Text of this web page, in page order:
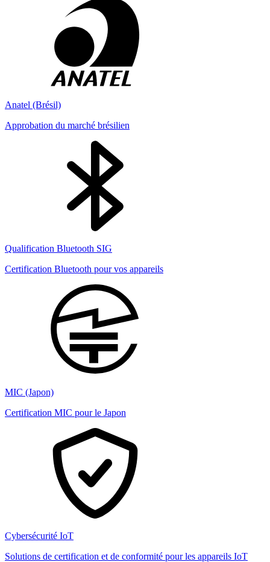
Anatel (Brésil)
Approbation du marché brésilien
Qualification Bluetooth SIG
Certification Bluetooth pour vos appareils
MIC (Japon)
Certification MIC pour le Japon
Cybersécurité IoT
Solutions de certification et de conformité pour les appareils IoT